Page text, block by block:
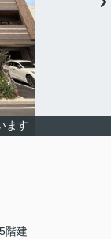
ます
階建